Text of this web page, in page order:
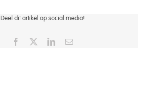
Deel dit artikel op social media!
Facebook LinkedInEmail